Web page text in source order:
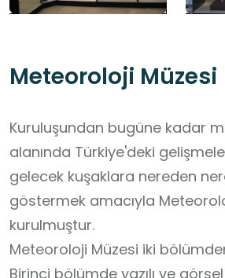
Meteoroloji Müzesi
Kuruluşundan bugüne kadar
alanında Türkiye'deki
gelecek kuşaklara nereden
göstermek amacıyla
kurulmuştur.
Meteoroloji Müzesi iki
Birinci bölümde yazılı ve